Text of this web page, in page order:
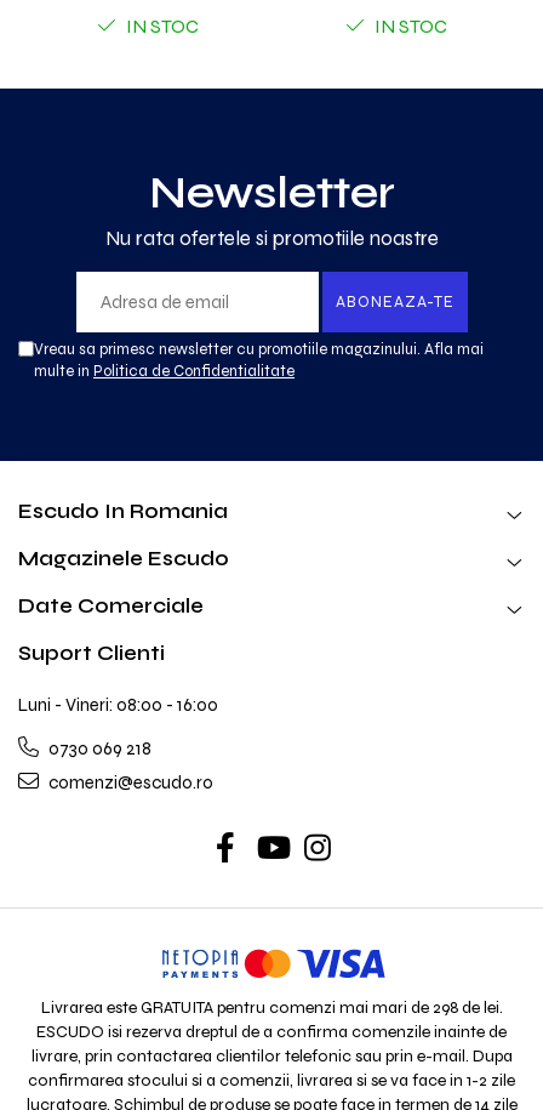
IN STOC IN STOC
Newsletter
Nu rata ofertele si promotiile noastre
Vreau sa primesc newsletter cu promotiile magazinului. Afla mai
multe in Politica de Confidentialitate
Escudo In Romania
Magazinele Escudo
Date Comerciale
Suport Clienti
Luni - Vineri: 08:00 - 16:00
0730 069 218
comenzi@escudo.ro
Livrarea este GRATUITA pentru comenzi mai mari de 298 de lei.
ESCUDO isi rezerva dreptul de a confirma comenzile inainte de
livrare, prin contactarea clientilor telefonic sau prin e-mail. Dupa
confirmarea stocului si a comenzii, livrarea si se va face in 1-2 zile
lucratoare. Schimbul de produse se poate face in termen de 14 zile